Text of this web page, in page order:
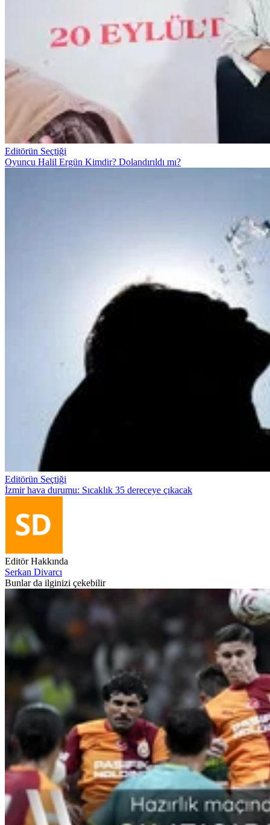
Editörün Seçtiği
Oyuncu Halil Ergün Kimdir? Dolandırıldı mı?
Editörün Seçtiği
İzmir hava durumu: Sıcaklık 35 dereceye çıkacak
Editör Hakkında
Serkan Divarcı
Bunlar da ilginizi çekebilir